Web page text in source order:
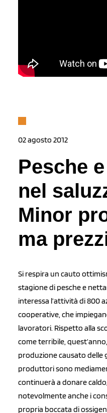
02 agosto 2012
Pesche
nel
Minor
ma
Si respira un cauto
stagione di pesche e
interessa l’attività di 800
cooperative, che
lavoratori. Rispetto alla
come terribile,
produzione causato delle
produttori sono
continuerà a donare
notevolmente anche i
propria boccata di